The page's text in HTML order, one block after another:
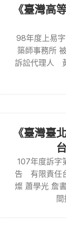
《臺灣高
98年度上易
築師事務
訴訟代理人
《臺灣臺
107年度
告 有限責任
燦 蕭學光 詹